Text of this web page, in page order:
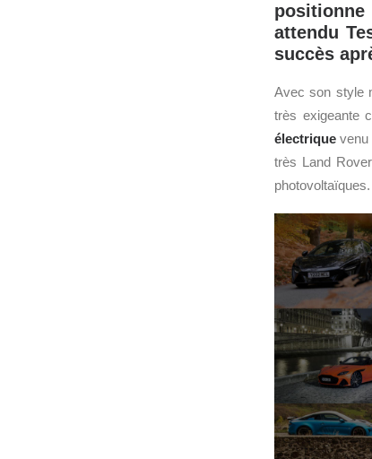
attendu
succès
Avec son style
très exigeante
électrique venu
très Land
photovoltaïques.